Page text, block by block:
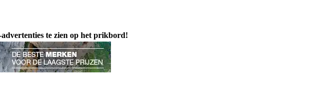
advertenties te zien op het prikbord!